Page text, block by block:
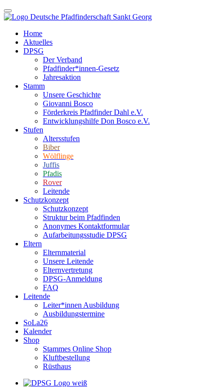
Home
Aktuelles
DPSG
Der Verband
Pfadfinder*innen-Gesetz
Jahresaktion
Stamm
Unsere Geschichte
Giovanni Bosco
Förderkreis Pfadfinder Dahl e.V.
Entwicklungshilfe Don Bosco e.V.
Stufen
Altersstufen
Biber
Wölflinge
Juffis
Pfadis
Rover
Leitende
Schutzkonzept
Schutzkonzept
Struktur beim Pfadfinden
Anonymes Kontaktformular
Aufarbeitungsstudie DPSG
Eltern
Elternmaterial
Unsere Leitende
Elternvertretung
DPSG-Anmeldung
FAQ
Leitende
Leiter*innen Ausbildung
Ausbildungstermine
SoLa26
Kalender
Shop
Stammes Online Shop
Kluftbestellung
Rüsthaus